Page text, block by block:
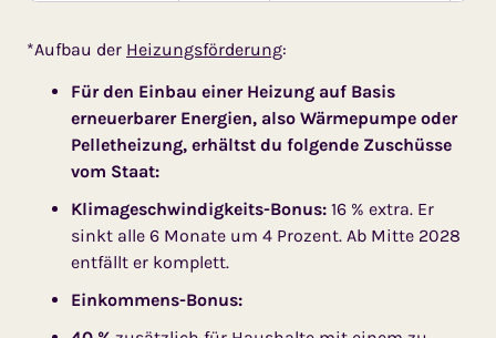
*Aufbau der Heizungsförderung:
Für den Einbau einer Heizung auf Basis
erneuerbarer Energien, also Wärmepumpe oder
Pelletheizung, erhältst du folgende Zuschüsse
vom Staat:
Klimageschwindigkeits-Bonus: 16 % extra. Er
sinkt alle 6 Monate um 4 Prozent. Ab Mitte 2028
entfällt er komplett.
Einkommens-Bonus: